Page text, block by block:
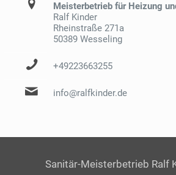
Meisterbetrieb für Heizung
Ralf Kinder
Rheinstraße 271a
50389 Wesseling
+49223663255
info@ralfkinder.de
Sanitär-Meisterbetrieb Ralf